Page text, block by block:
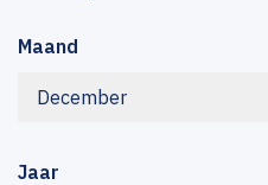
Maand
December
Jaar